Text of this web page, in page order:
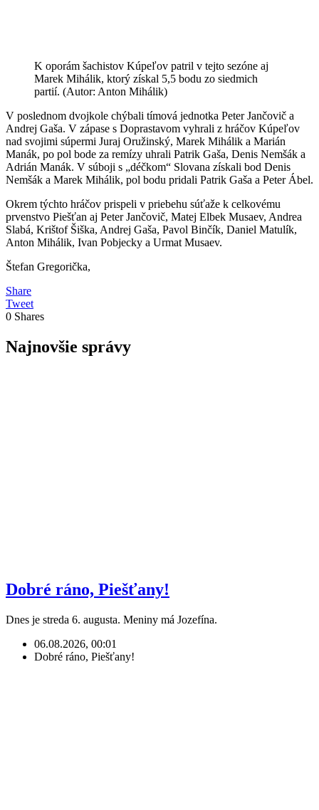
K oporám šachistov Kúpeľov patril v tejto sezóne aj
Marek Mihálik, ktorý získal 5,5 bodu zo siedmich
partií. (Autor: Anton Mihálik)
V poslednom dvojkole chýbali tímová jednotka Peter Jančovič a
Andrej Gaša. V zápase s Doprastavom vyhrali z hráčov Kúpeľov
nad svojimi súpermi Juraj Oružinský, Marek Mihálik a Marián
Manák, po pol bode za remízy uhrali Patrik Gaša, Denis Nemšák a
Adrián Manák. V súboji s „déčkom“ Slovana získali bod Denis
Nemšák a Marek Mihálik, pol bodu pridali Patrik Gaša a Peter Ábel.
Okrem týchto hráčov prispeli v priebehu súťaže k celkovému
prvenstvo Piešťan aj Peter Jančovič, Matej Elbek Musaev, Andrea
Slabá, Krištof Šiška, Andrej Gaša, Pavol Binčík, Daniel Matulík,
Anton Mihálik, Ivan Pobjecky a Urmat Musaev.
Štefan Gregorička,
Share
Tweet
0 Shares
Najnovšie správy
Dobré ráno, Piešťany!
Dnes je streda 6. augusta. Meniny má Jozefína.
06.08.2026, 00:01
Dobré ráno, Piešťany!